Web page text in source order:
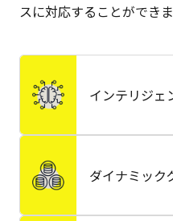
スに対応することができま
インテリジェ
ダイナミック